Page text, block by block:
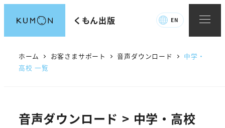
ン
くもん出版 EN
ホーム お客さまサポート 音声ダウンロード
中学・
高校 一覧
音声ダウンロード > 中学・高校